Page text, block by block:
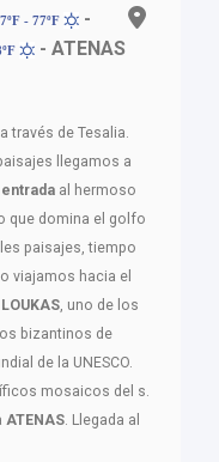
- 77ºF
-
- ATENAS
través de Tesalia.
llegamos a
entrada al hermoso
que domina el golfo
paisajes, tiempo
viajamos hacia el
, uno de los
bizantinos de
de la UNESCO.
mosaicos del s.
ATENAS. Llegada al